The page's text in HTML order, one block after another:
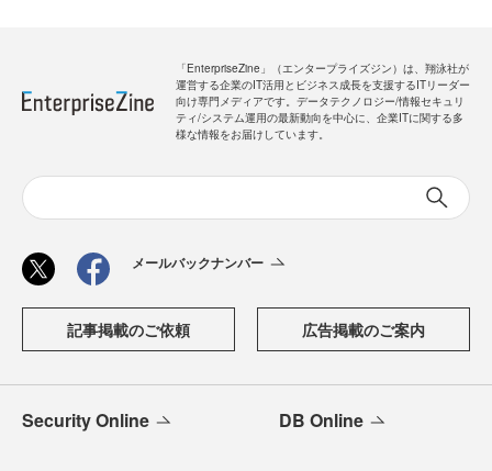
「EnterpriseZine」（エンタープライズジン）は、翔泳社が
運営する企業のIT活用とビジネス成長を支援するITリーダー
向け専門メディアです。データテクノロジー/情報セキュリ
ティ/システム運用の最新動向を中心に、企業ITに関する多
様な情報をお届けしています。
メールバックナンバー
記事掲載のご依頼 広告掲載のご案内
Security Online DB Online